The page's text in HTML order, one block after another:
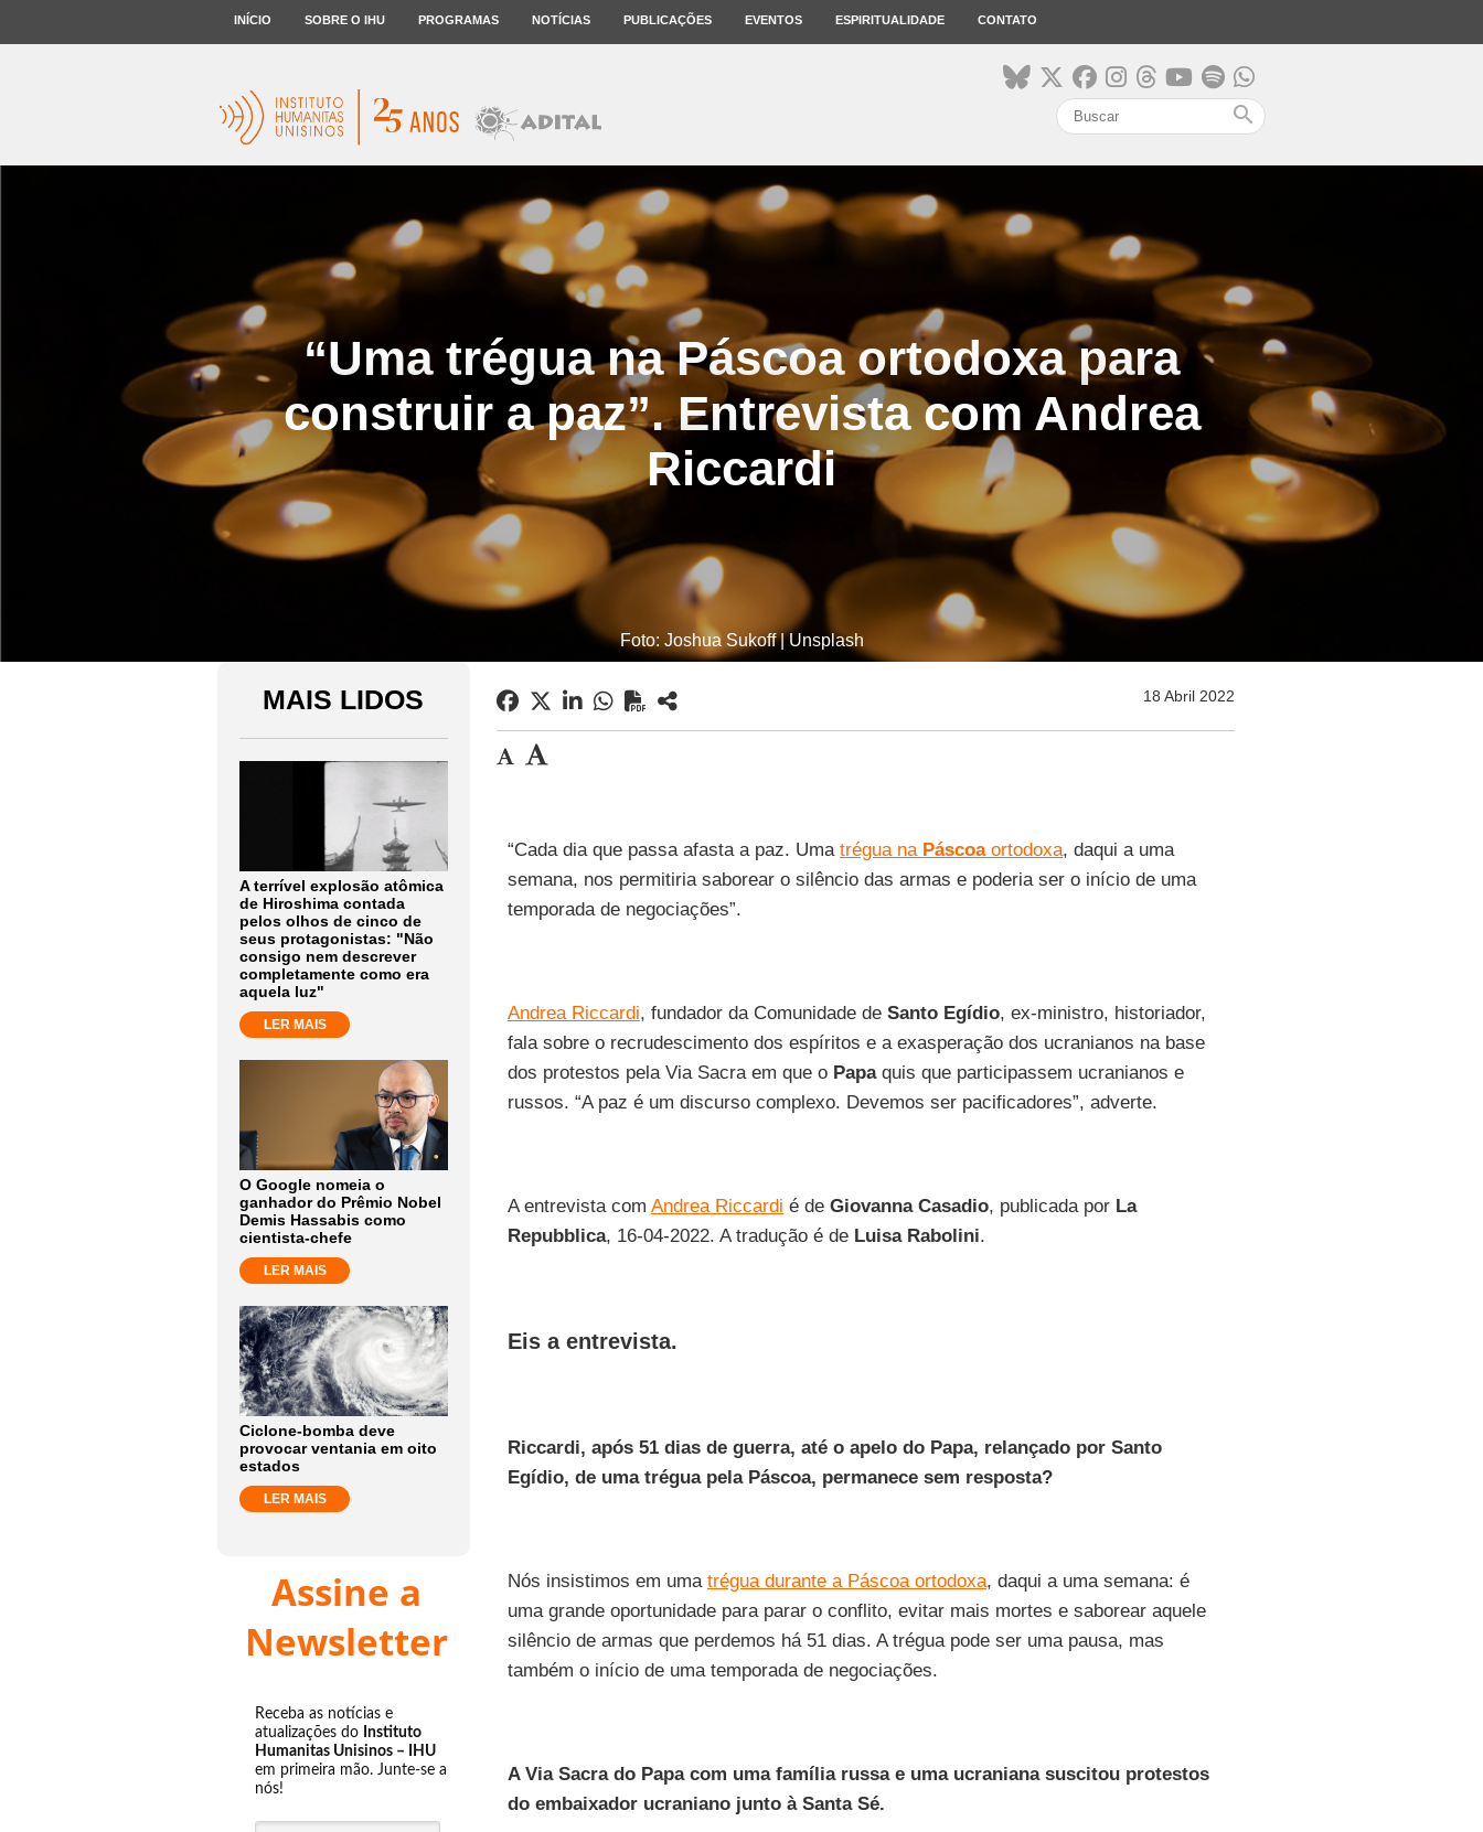
INÍCIO SOBRE O IHU PROGRAMAS NOTÍCIAS PUBLICAÇÕES EVENTOS ESPIRITUALIDADE CONTATO
search
“Uma trégua na Páscoa ortodoxa para
construir a paz”. Entrevista com Andrea
Riccardi
Foto: Joshua Sukoff | Unsplash
MAIS LIDOS
A terrível explosão atômica
de Hiroshima contada
pelos olhos de cinco de
seus protagonistas: "Não
consigo nem descrever
completamente como era
aquela luz"
LER MAIS
O Google nomeia o
ganhador do Prêmio Nobel
Demis Hassabis como
cientista-chefe
LER MAIS
Ciclone-bomba deve
provocar ventania em oito
estados
LER MAIS
Assine a
Newsletter
Receba as notícias e
atualizações do Instituto
Humanitas Unisinos – IHU
em primeira mão. Junte-se a
nós!
18 Abril 2022
“Cada dia que passa afasta a paz. Uma trégua na Páscoaortodoxa, daqui a uma
semana, nos permitiria saborear o silêncio das armas e poderia ser o início de uma
temporada de negociações”.
Andrea Riccardi, fundador da Comunidade de Santo Egídio, ex-ministro, historiador,
fala sobre o recrudescimento dos espíritos e a exasperação dos ucranianos na base
dos protestos pela Via Sacra em que o Papaquis que participassem ucranianos e
russos. “A paz é um discurso complexo. Devemos ser pacificadores”, adverte.
A entrevista com Andrea Riccardi é de Giovanna Casadio, publicada por La
Repubblica, 16-04-2022. A tradução é de Luisa Rabolini.
Eis a entrevista.
Riccardi, após 51 dias de guerra, até o apelo do Papa, relançado por Santo
Egídio, de uma trégua pela Páscoa, permanece sem resposta?
Nós insistimos em uma trégua durante a Páscoa ortodoxa, daqui a uma semana: é
uma grande oportunidade para parar o conflito, evitar mais mortes e saborear aquele
silêncio de armas que perdemos há 51 dias. A trégua pode ser uma pausa, mas
também o início de uma temporada de negociações.
A Via Sacra do Papa com uma família russa e uma ucraniana suscitou protestos
do embaixador ucraniano junto à Santa Sé.